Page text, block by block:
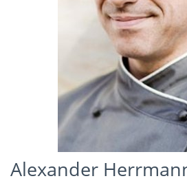
Alexander